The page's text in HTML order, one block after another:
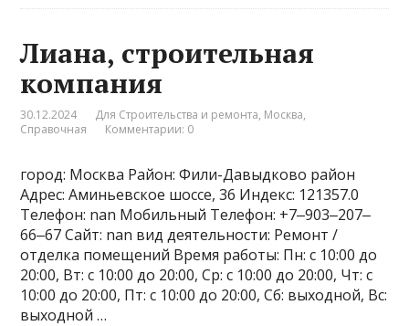
Лиана, строительная
компания
30.12.2024 Для Строительства и ремонта, Москва,
Справочная
Комментарии: 0
город: Москва Район: Фили-Давыдково район
Адрес: Аминьевское шоссе, 36 Индекс: 121357.0
Телефон: nan Мобильный Телефон: +7‒903‒207‒
66‒67 Сайт: nan вид деятельности: Ремонт /
отделка помещений Время работы: Пн: с 10:00 до
20:00, Вт: с 10:00 до 20:00, Ср: с 10:00 до 20:00, Чт: с
10:00 до 20:00, Пт: с 10:00 до 20:00, Сб: выходной, Вс:
выходной …